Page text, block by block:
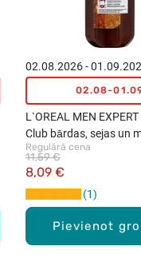
Pievienot
02.08.2026 -
02.08-
L`OREAL MEN
Club bārdas, sejas un
attīrošā želeja, 200ml
Regulārā cena
8,09 €
11,59 €
1